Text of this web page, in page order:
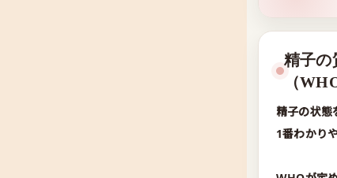
精子の
（
精子の状態
1番わかり